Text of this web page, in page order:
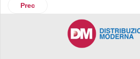
Articolo precedente: Auchan Retail
Prec